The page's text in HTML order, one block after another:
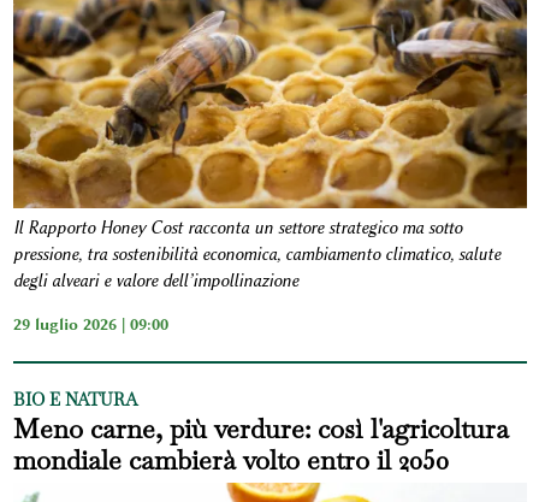
Il Rapporto Honey Cost racconta un settore strategico ma sotto
pressione, tra sostenibilità economica, cambiamento climatico, salute
degli alveari e valore dell’impollinazione
29 luglio 2026 | 09:00
BIO E NATURA
Meno carne, più verdure: così l'agricoltura
mondiale cambierà volto entro il 2050